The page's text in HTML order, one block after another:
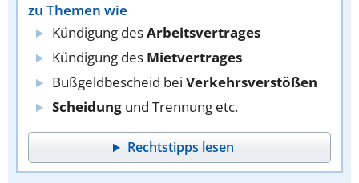
zu Themen wie
Kündigung desArbeitsvertrages
Kündigung des Mietvertrages
Bußgeldbescheid bei Verkehrsverstößen
Scheidung und Trennung etc.
Rechtstipps lesen